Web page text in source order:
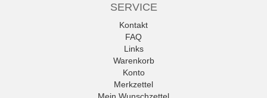
SERVICE
Kontakt
FAQ
Links
Warenkorb
Konto
Merkzettel
Mein Wunschzettel